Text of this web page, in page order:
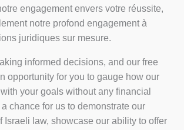
engagement envers votre réussite,
notre profond engagement à
juridiques sur mesure.
informed decisions, and our free
opportunity for you to gauge how our
your goals without any financial
a chance for us to demonstrate our
Israeli law, showcase our ability to offer